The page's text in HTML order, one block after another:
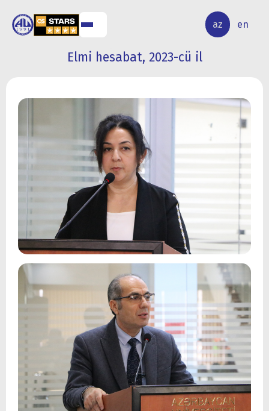
az en
ELMİ
TƏDQİQAT
Elmi hesabat, 2023-cü il